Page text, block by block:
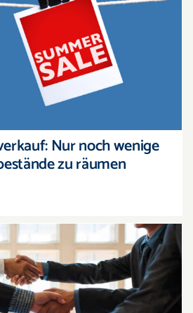
Nur noch wenige Tage,
zu räumen
Nur noch wenige
zu räumen